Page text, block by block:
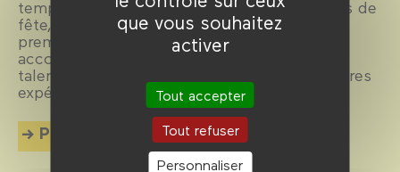
que vous souhaitez
activer
Tout accepter
Tout refuser
Personnaliser
temps de trois week-ends et deux mercredis de
fête, c’est l’occasion de célébrer les toutes
premières séances autour de spectacles
accompagnés en direct par des artistes de
talent. Venez partager en famille ces premières
expériences de cinéma pleines d’émotions !
Plus d'info